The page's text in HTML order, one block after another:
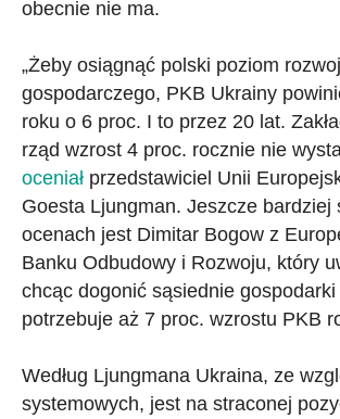
obecnie nie ma.
„Żeby osiągnąć polski poziom
gospodarczego, PKB Ukrainy
roku o 6 proc. I to przez 20 lat.
rząd wzrost 4 proc. rocznie nie
oceniał przedstawiciel Unii
Goesta Ljungman. Jeszcze bardziej
ocenach jest Dimitar Bogow z
Banku Odbudowy i Rozwoju, który
chcąc dogonić sąsiednie
potrzebuje aż 7 proc. wzrostu PKB
Według Ljungmana Ukraina, ze
systemowych, jest na straconej